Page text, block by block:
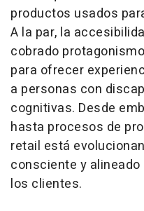
productos usados
A la par, la
cobrado
para ofrecer
a personas con
cognitivas. Desde
hasta procesos de
retail está
consciente y
los clientes.